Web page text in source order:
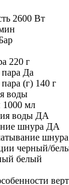
2600 Вт
220 г
Да
(г) 140 г
воды
1000 мл
воды ДА
шнура ДА
шнура
черный/
белый